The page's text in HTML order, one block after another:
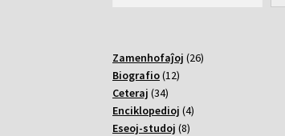
Zamenhofaĵoj 2626
Biografio 1212
Ceteraj 3434
varoj
Enciklopedioj 44
Eseoj-studoj 88